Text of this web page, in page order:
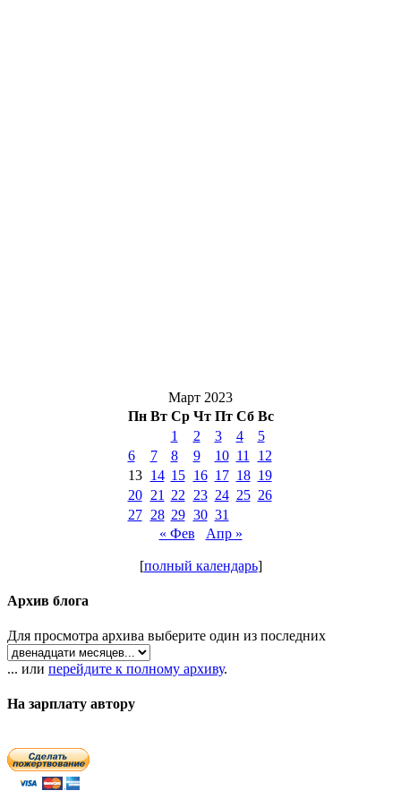
Март 2023
Пн Вт Ср Чт Пт Сб Вс
1
2 3 4
5
6
7 8 9 10 11
12
13
14 15 16 17 18 19
20
21 22 23 24 25 26
27
28 29 30 31
« Фев
Апр »
[полный календарь]
Архив блога
Для просмотра архива выберите один из последних
... или перейдите к полному архиву.
На зарплату автору